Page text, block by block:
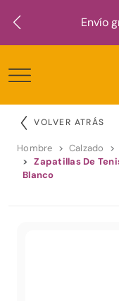
Envío
VOLVER ATRÁS
Hombre Calzado
Zapatillas De
Blanco